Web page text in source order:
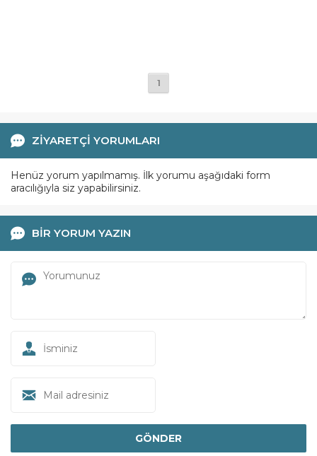
1
ZİYARETÇİ YORUMLARI
Henüz yorum yapılmamış. İlk yorumu aşağıdaki form
aracılığıyla siz yapabilirsiniz.
BİR YORUM YAZIN